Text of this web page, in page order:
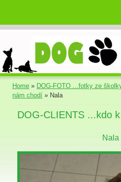
Home » DOG-FOTO ...fotky ze
nám chodí » Nala
DOG-CLIENTS ...kdo
Nala